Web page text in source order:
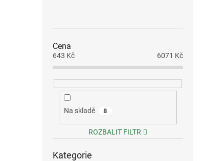
Cena
643 Kč 6071 Kč
Na skladě 8
ROZBALIT FILTR
kategorie
Kategorie